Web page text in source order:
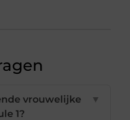
vrouwelijke
1?
▼